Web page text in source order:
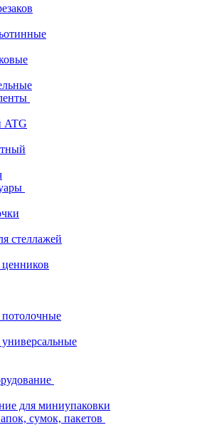
ATG
стеллажей
для миниупаковки
сумок, пакетов